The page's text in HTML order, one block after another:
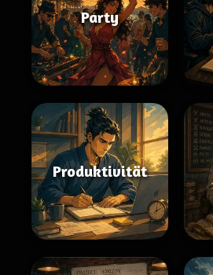
Party
Produktivität